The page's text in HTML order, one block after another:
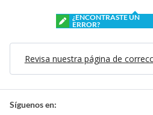
¿ENCONTRASTE UN
ERROR?
Revisa nuestra página de
Síguenos en: